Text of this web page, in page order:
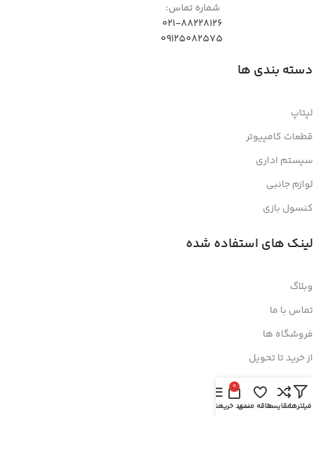
شماره تماس:
021-88228126
09125082575
دسته بندی ها
لپتاپ
قطعات کامپیوتر
سیستم اداری
لوازم جانبی
کنسول بازی
لینک های استفاده شده
وبلاگ
تماس با ما
فروشگاه ها
از خرید تا تحویل
نماد اعتماد
فیلترهامقایسهعلاقه مندی
0
سبد خریدمنو